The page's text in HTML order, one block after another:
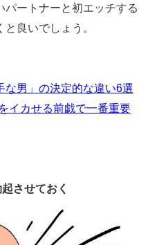
— ユウマ（フリーの
October 18,
は個人差があります。パー
場合は、潤滑ゼリーを使
な男」の決定的な違い6選